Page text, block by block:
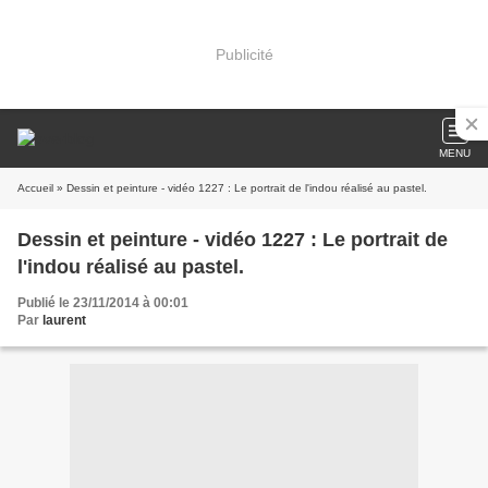
Publicité
MENU
Accueil » Dessin et peinture - vidéo 1227 : Le portrait de l'indou réalisé au pastel.
Dessin et peinture - vidéo 1227 : Le portrait de
l'indou réalisé au pastel.
Publié le 23/11/2014 à 00:01
Par laurent